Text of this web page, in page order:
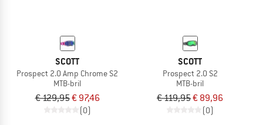
SCOTT
Prospect 2.0 Amp Chrome S2
MTB-bril
€ 129,95€ 97,46
(0)
SCOTT
Prospect 2.0 S2
MTB-bril
€ 119,95€ 89,96
(0)